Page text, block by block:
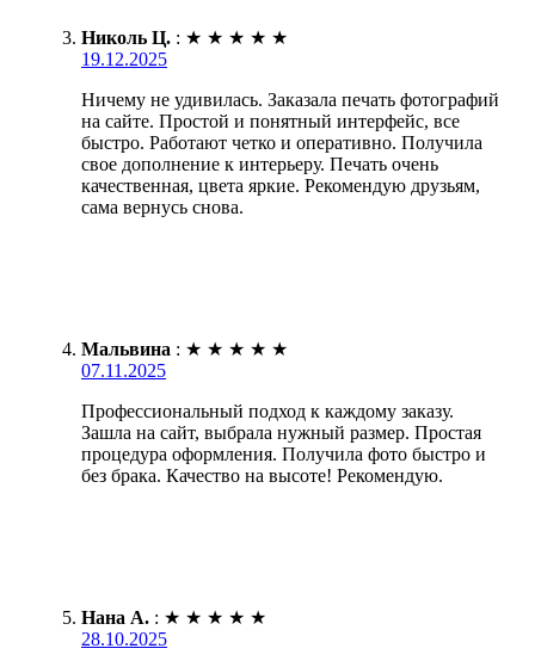
Николь Ц. : ★ ★ ★ ★ ★
19.12.2025
Ничему не удивилась. Заказала печать фотографий
на сайте. Простой и понятный интерфейс, все
быстро. Работают четко и оперативно. Получила
свое дополнение к интерьеру. Печать очень
качественная, цвета яркие. Рекомендую друзьям,
сама вернусь снова.
Мальвина : ★ ★ ★ ★ ★
07.11.2025
Профессиональный подход к каждому заказу.
Зашла на сайт, выбрала нужный размер. Простая
процедура оформления. Получила фото быстро и
без брака. Качество на высоте! Рекомендую.
Нана А. : ★ ★ ★ ★ ★
28.10.2025